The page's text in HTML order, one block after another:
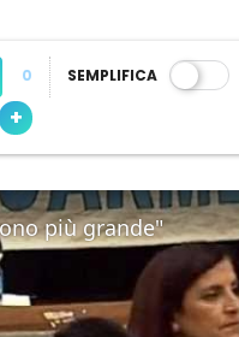
0 SEMPLIFICA
+
più grande"